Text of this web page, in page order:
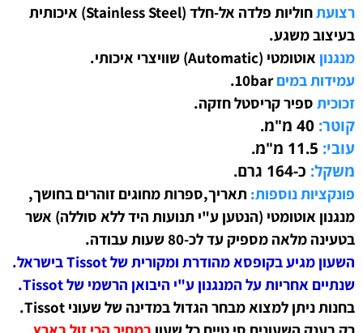
רצועתחוליות פלדה אל-חלד (Stainless Steel)
איכותית
בעיצוב משגע.
מנגנון אוטומטי (Automatic) שוויצרי איכותי
.
עמידות במים10bar.
זכוכית ספיר קריסטל חזקה.
קוטר: 40 מ"מ.
עובי: 11.5 מ"מ.
משקל: כ-164 גרם.
פונקציות נוספות: תאריך,ספרות מחוגים זוהרים בחושך,
מנגנון אוטומטי (הנטען ע"י תנועות היד ללא סוללה) אשר
בטעינה מלאה מספיק עד לכ-80 שעות עבודה.
השעון מגיע בקופסא מהודרת ומקורית של Tissot בישראל.
שנתיים אחריות על המנגנון ע"י היבואן הרשמי שלTissot
.
בחנות ניתן למצוא מבחר הגדול במדינה של שעוני Tissot.